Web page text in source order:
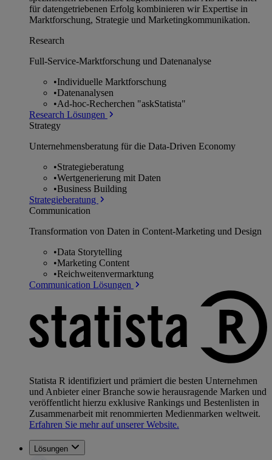
für datengetriebenen Erfolg kombinieren wir Expertise in
Marktforschung, Strategie und Marketingkommunikation.
Research
Full-Service-Marktforschung und Datenanalyse
•Individuelle Marktforschung
•Datenanalysen
•Ad-hoc-Recherchen "askStatista"
Research Lösungen
Strategy
Unternehmens­beratung für die Data-Driven Economy
•Strategieberatung
•Wertgenerierung mit Daten
•Business Building
Strategieberatung
Communication
Transformation von Daten in Content-Marketing und Design
•Data Storytelling
•Marketing Content
•Reichweitenvermarktung
Communication Lösungen
Statista R identifiziert und prämiert die besten Unternehmen
und Anbieter einer Branche sowie herausragende Marken und
veröffentlicht hierzu exklusive Rankings und Bestenlisten in
Zusammenarbeit mit renommierten Medienmarken weltweit.
Erfahren Sie mehr auf unserer Website.
Lösungen